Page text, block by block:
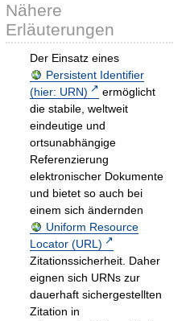
Nähere
Erläuterungen
Der Einsatz eines
Persistent Identifier
(hier: URN)
ermöglicht
die stabile, weltweit
eindeutige und
ortsunabhängige
Referenzierung
elektronischer Dokumente
und bietet so auch bei
einem sich ändernden
Uniform Resource
Locator (URL)
Zitationssicherheit. Daher
eignen sich URNs zur
dauerhaft sichergestellten
Zitation in